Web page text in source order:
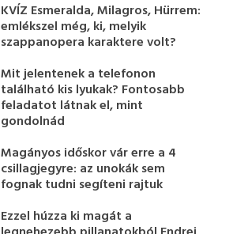
KVÍZ Esmeralda, Milagros, Hürrem:
emlékszel még, ki, melyik
szappanopera karaktere volt?
Mit jelentenek a telefonon
található kis lyukak? Fontosabb
feladatot látnak el, mint
gondolnád
Magányos időskor vár erre a 4
csillagjegyre: az unokák sem
fognak tudni segíteni rajtuk
Ezzel húzza ki magát a